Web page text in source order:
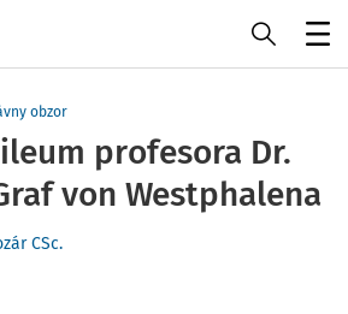
obzor
profesora Dr.
von Westphalena
CSc.